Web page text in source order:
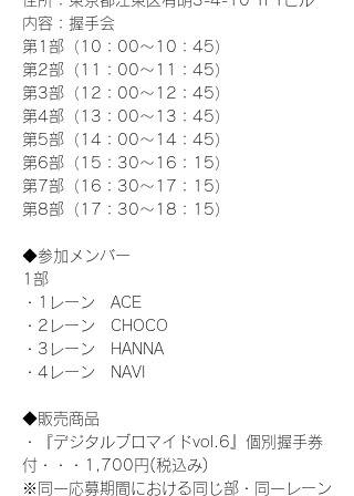
内容：握手会
第1部（10：00～10：45）
第2部（11：00～11：45）
第3部（12：00～12：45）
第4部（13：00～13：45）
第5部（14：00～14：45）
第6部（15：30～16：15）
第7部（16：30～17：15）
第8部（17：30～18：15）
◆参加メンバー
1部
・1レーン　ACE
・2レーン　CHOCO
・3レーン　HANNA
・4レーン　NAVI
◆販売商品
・『デジタルブロマイドvol.6』個別握手券
付・・・1,700円(税込み)
※同一応募期間における同じ部・同一レーン